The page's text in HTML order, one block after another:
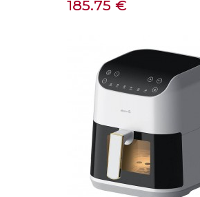
Kaina
185.75 €